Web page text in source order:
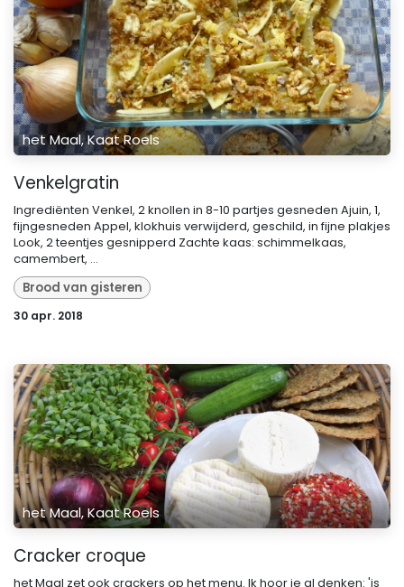
het Maal, Kaat Roels
Venkelgratin
Ingrediënten Venkel, 2 knollen in 8-10 partjes gesneden Ajuin, 1,
fijngesneden Appel, klokhuis verwijderd, geschild, in fijne plakjes
Look, 2 teentjes gesnipperd Zachte kaas: schimmelkaas,
camembert, ...
Brood van gisteren
30 apr. 2018
het Maal, Kaat Roels
Cracker croque
het Maal zet ook crackers op het menu. Ik hoor je al denken: 'is